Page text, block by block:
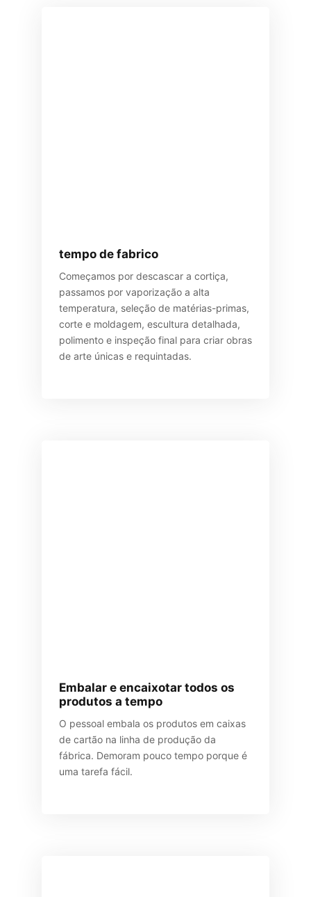
tempo de fabrico
Começamos por descascar a cortiça,
passamos por vaporização a alta
temperatura, seleção de matérias-primas,
corte e moldagem, escultura detalhada,
polimento e inspeção final para criar obras
de arte únicas e requintadas.
Embalar e encaixotar todos os
produtos a tempo
O pessoal embala os produtos em caixas
de cartão na linha de produção da
fábrica. Demoram pouco tempo porque é
uma tarefa fácil.